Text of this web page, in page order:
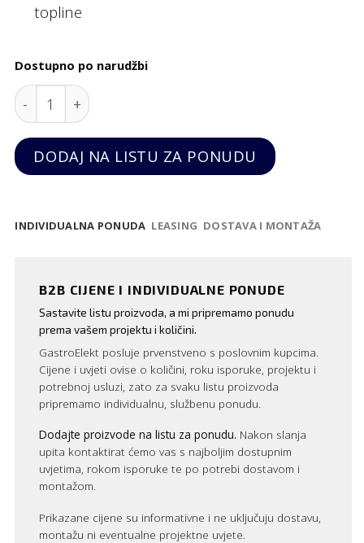
topline
Dostupno po narudžbi
Ravna električna ploča za kuhanje HP, nitro krom-
DODAJ NA LISTU ZA PONUDU
INDIVIDUALNA PONUDA LEASING DOSTAVA I MONTAŽA
B2B CIJENE I INDIVIDUALNE PONUDE
Sastavite listu proizvoda, a mi pripremamo ponudu
prema vašem projektu i količini.
GastroElekt posluje prvenstveno s poslovnim kupcima.
Cijene i uvjeti ovise o količini, roku isporuke, projektu i
potrebnoj usluzi, zato za svaku listu proizvoda
pripremamo individualnu, službenu ponudu.
Dodajte proizvode na listu za ponudu. Nakon slanja
upita kontaktirat ćemo vas s najboljim dostupnim
uvjetima, rokom isporuke te po potrebi dostavom i
montažom.
Prikazane cijene su informativne i ne uključuju dostavu,
montažu ni eventualne projektne uvjete.